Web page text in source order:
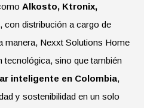
Alkosto, Ktronix,
, con distribución a cargo de
manera, Nexxt Solutions Home
sino que también
inteligente en Colombia,
y sostenibilidad en un solo